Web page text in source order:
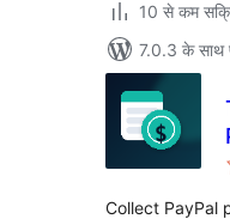
10 से कम
7.0.3 के साथ
Collect PayPal